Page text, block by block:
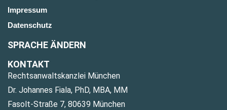
Impressum
Datenschutz
SPRACHE ÄNDERN
KONTAKT
Rechtsanwaltskanzlei München
Dr. Johannes Fiala, PhD, MBA, MM
Fasolt-Straße 7, 80639 München